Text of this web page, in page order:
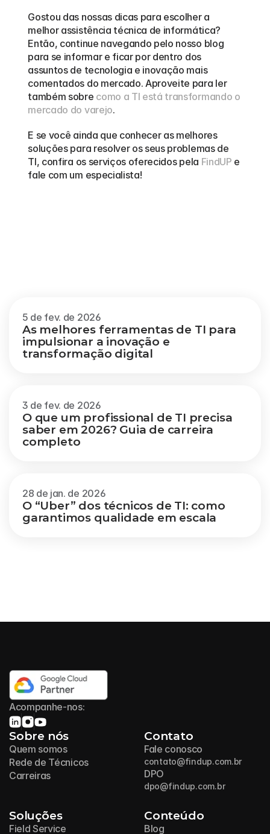
Gostou das nossas dicas para escolher a
melhor assistência técnica de informática?
Então, continue navegando pelo nosso blog
para se informar e ficar por dentro dos
assuntos de tecnologia e inovação mais
comentados do mercado. Aproveite para ler
também sobre como a TI está transformando o
mercado do varejo.
E se você ainda que conhecer as melhores
soluções para resolver os seus problemas de
TI, confira os serviços oferecidos pela FindUP e
fale com um especialista!
5 de fev. de 2026
As melhores ferramentas de TI para
impulsionar a inovação e
transformação digital
3 de fev. de 2026
O que um profissional de TI precisa
saber em 2026? Guia de carreira
completo
28 de jan. de 2026
O “Uber” dos técnicos de TI: como
garantimos qualidade em escala
Acompanhe-nos:
Sobre nós
Quem somos
Rede de Técnicos
Carreiras
Contato
Fale conosco
contato@findup.com.br
DPO
dpo@findup.com.br
Soluções
Field Service
Conteúdo
Blog